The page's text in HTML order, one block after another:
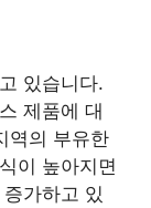
있습니다.
제품에 대
역의 부유한
이 높아지면
가하고 있